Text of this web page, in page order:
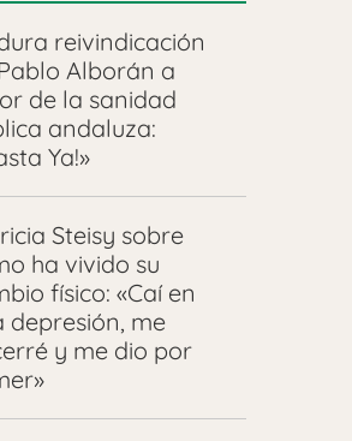
reivindicación
Alborán a
de la sanidad
andaluza:
Ya!»
Steisy sobre
ha vivido su
físico: «Caí en
depresión, me
y me dio por